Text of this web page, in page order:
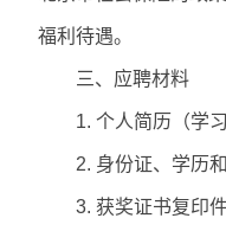
福利待遇。
三、应聘材料
1. 个人简历（学
2. 身份证、学历
3. 获奖证书复印